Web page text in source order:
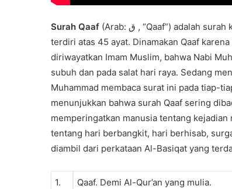
Surah Qaaf (Arab: ق , “Qaaf”) adalah surah ke-50 dalam al-Qur’an. Surah ini tergolong surah Makkiyah yang
terdiri atas 45 ayat. Dinamakan Qaaf
diriwayatkan Imam Muslim, bahwa Nabi
subuh dan pada salat hari raya. Sedang
Muhammad membaca surat ini pada tiap-
menunjukkan bahwa surah Qaaf sering
memperingatkan manusia tentang
tentang hari berbangkit, hari berhisab,
diambil dari perkataan Al-Basiqat yang
1. Qaaf. Demi Al-Qur’an yang mulia.